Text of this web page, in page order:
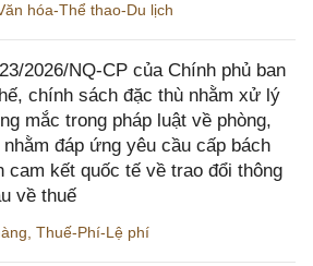
hóa-Thể thao-Du lịch
2026/NQ-CP của Chính phủ ban
chính sách đặc thù nhằm xử lý
mắc trong pháp luật về phòng,
đáp ứng yêu cầu cấp bách
cam kết quốc tế về trao đổi thông
về thuế
Thuế-Phí-Lệ phí